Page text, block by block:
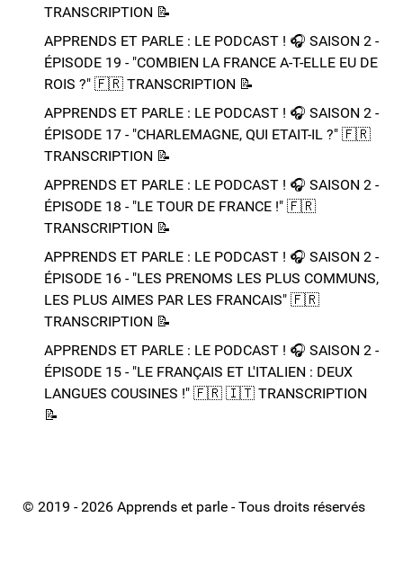
TRANSCRIPTION 📝​
APPRENDS ET PARLE : LE PODCAST ! 🎧 SAISON 2 -
ÉPISODE 19 - "COMBIEN LA FRANCE A-T-ELLE EU DE
ROIS ?"​ 🇫🇷​ TRANSCRIPTION 📝​
APPRENDS ET PARLE : LE PODCAST ! 🎧 SAISON 2 -
ÉPISODE 17 - "CHARLEMAGNE, QUI ETAIT-IL ?"​ 🇫🇷​
TRANSCRIPTION 📝​
APPRENDS ET PARLE : LE PODCAST ! 🎧 SAISON 2 -
ÉPISODE 18 - "LE TOUR DE FRANCE !"​ 🇫🇷​
TRANSCRIPTION 📝​
APPRENDS ET PARLE : LE PODCAST ! 🎧 SAISON 2 -
ÉPISODE 16 - "LES PRENOMS LES PLUS COMMUNS,
LES PLUS AIMES PAR LES FRANCAIS"​ 🇫🇷​
TRANSCRIPTION 📝​
APPRENDS ET PARLE : LE PODCAST ! 🎧 SAISON 2 -
ÉPISODE 15 - "LE FRANÇAIS ET L'ITALIEN : DEUX
LANGUES COUSINES !"​ 🇫🇷​ 🇮🇹​ ​TRANSCRIPTION
📝​
© 2019 - 2026 Apprends et parle - Tous droits réservés